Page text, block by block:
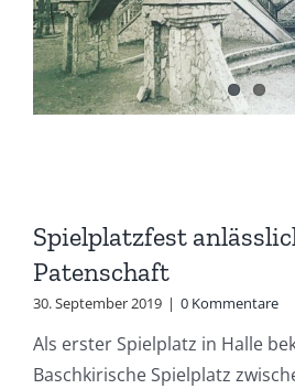
Spielplatzfest
Patenschaft
30. September 2019 | 0 Kommentare
Als erster Spielplatz in Halle
Baschkirische Spielplatz